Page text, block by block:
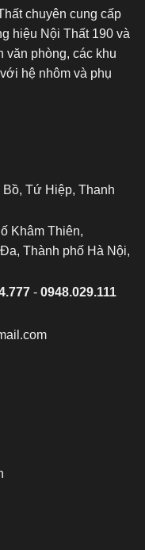
chuyên cung cấp
hiệu Nội Thất 190 và
văn phòng, các khu
hệ nhôm và phụ
Tứ Hiệp, Thanh
Khâm Thiên,
Thành phố Hà Nội,
- 0948.029.111